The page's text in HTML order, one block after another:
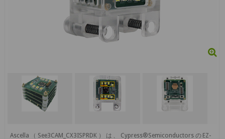
Ascella（See3CAM_CX3ISPRDK）は、Cypress®SemiconductorsのEZ-